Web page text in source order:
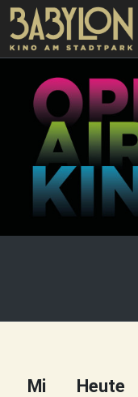
Direkt zum Inhalt
Mi Heute